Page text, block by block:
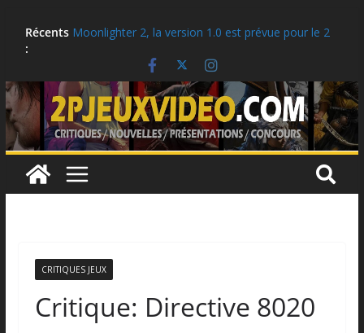
Récents
:
Critique: Kusan: City of Wolves
Moonlighter 2, la version 1.0 est prévue pour le 2
LEGO: Vous pouvez obtenir ces récompenses
jusqu’au 10 août!
Vanguard Exiles: la version 1.0 prévue le 4 février
2027
Ubisoft célèbre le 25e anniversaire de Tom
Clancy’s Ghost Recon
CRITIQUES JEUX
Critique: Directive 8020